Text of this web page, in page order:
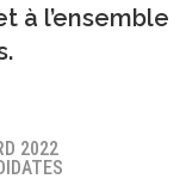
à l’ensemble
2022